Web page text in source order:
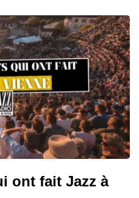
ont fait Jazz à